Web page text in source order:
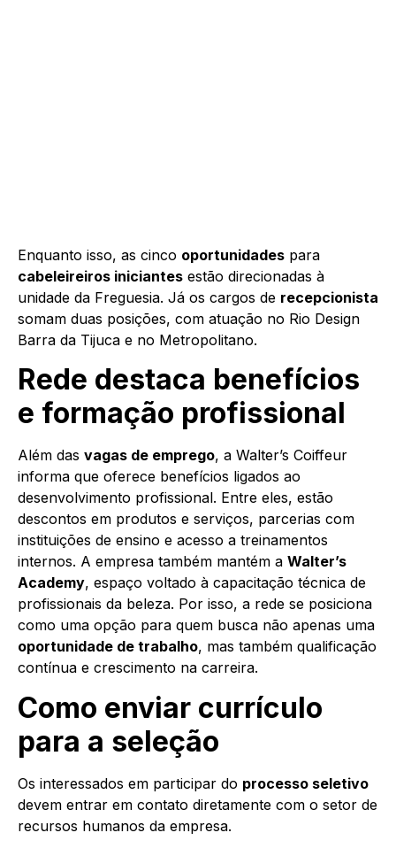
Enquanto isso, as cinco oportunidades para
cabeleireiros iniciantes estão direcionadas à
unidade da Freguesia. Já os cargos de recepcionista
somam duas posições, com atuação no Rio Design
Barra da Tijuca e no Metropolitano.
Rede destaca benefícios
e formação profissional
Além das vagas de emprego, a Walter’s Coiffeur
informa que oferece benefícios ligados ao
desenvolvimento profissional. Entre eles, estão
descontos em produtos e serviços, parcerias com
instituições de ensino e acesso a treinamentos
internos. A empresa também mantém a Walter’s
Academy, espaço voltado à capacitação técnica de
profissionais da beleza. Por isso, a rede se posiciona
como uma opção para quem busca não apenas uma
oportunidade de trabalho, mas também qualificação
contínua e crescimento na carreira.
Como enviar currículo
para a seleção
Os interessados em participar do processo seletivo
devem entrar em contato diretamente com o setor de
recursos humanos da empresa.